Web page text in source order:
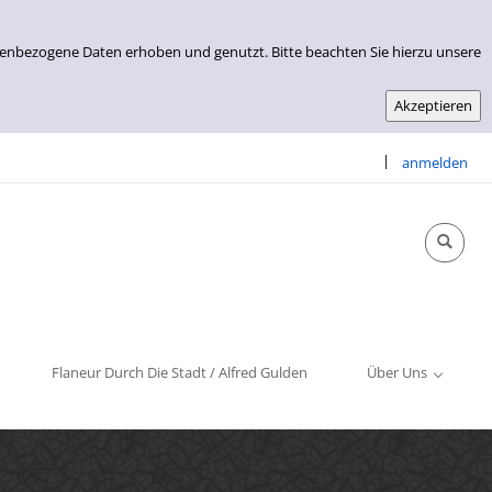
Daten erhoben und genutzt. Bitte beachten Sie hierzu unsere
| anmelden
Flaneur Durch Die Stadt / Alfred Gulden
Über Uns